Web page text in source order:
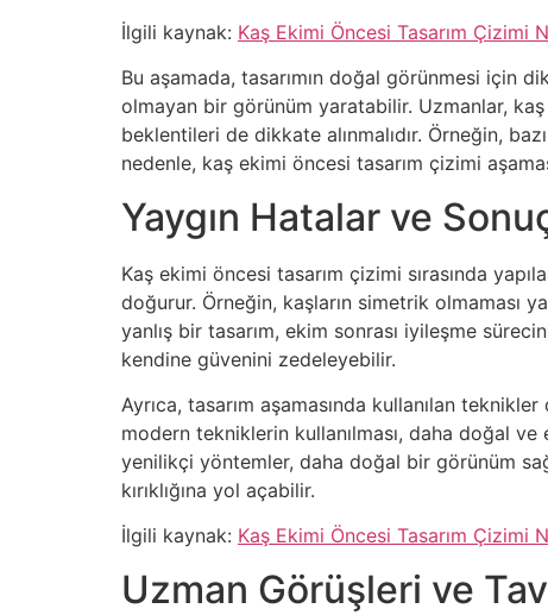
İlgili kaynak: Kaş Ekimi Öncesi Tasarım Çizimi
Bu aşamada, tasarımın doğal görünmesi için
olmayan bir görünüm yaratabilir. Uzmanlar, kaş
beklentileri de dikkate alınmalıdır. Örneğin,
nedenle, kaş ekimi öncesi tasarım çizimi
Yaygın Hatalar ve
Kaş ekimi öncesi tasarım çizimi sırasında
doğurur. Örneğin, kaşların simetrik olmaması
yanlış bir tasarım, ekim sonrası iyileşme
kendine güvenini zedeleyebilir.
Ayrıca, tasarım aşamasında kullanılan
modern tekniklerin kullanılması, daha doğal
yenilikçi yöntemler, daha doğal bir görünüm
kırıklığına yol açabilir.
İlgili kaynak: Kaş Ekimi Öncesi Tasarım Çizimi
Uzman Görüşleri ve